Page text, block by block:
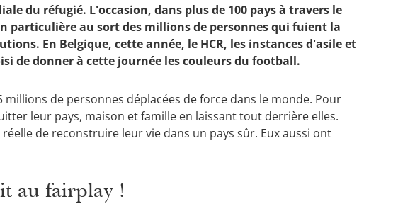
du réfugié. L'occasion, dans plus de 100 pays à travers le
particulière au sort des millions de personnes qui fuient la
En Belgique, cette année, le HCR, les instances d'asile et
de donner à cette journée les couleurs du football.
de personnes déplacées de force dans le monde. Pour
leur pays, maison et famille en laissant tout derrière elles.
de reconstruire leur vie dans un pays sûr. Eux aussi ont
au fairplay !